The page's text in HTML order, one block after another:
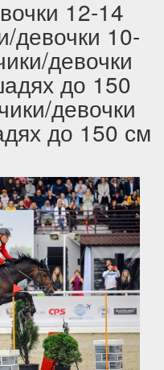
12-14
девочки 10-
девочки
до 150
девочки
до 150 см